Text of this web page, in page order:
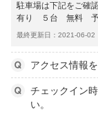
駐車場は下記をご確
有り ５台 無料 予
最終更新日：2021-06-02
アクセス情報
チェックイン
い。